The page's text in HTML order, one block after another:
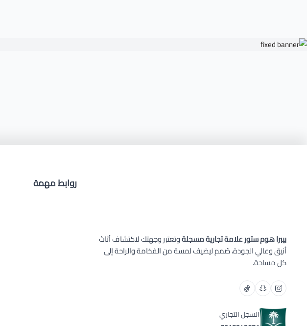
بيبرا هوم ستور علامة تجارية مسجلةوتعتبر وجهتك لاكتشاف أثاث
أنيق وعالي الجودة، صُمم ليضيف لمسة من الفخامة والراحة إلى
كل مساحة.
السجل التجاري
روابط مهمة